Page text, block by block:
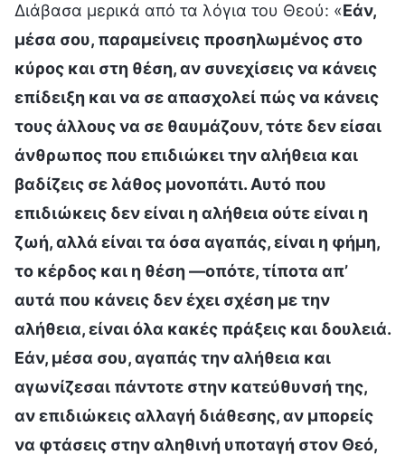
Διάβασα μερικά από τα λόγια του Θεού: «Εάν,
μέσα σου, παραμείνεις προσηλωμένος στο
κύρος και στη θέση, αν συνεχίσεις να κάνεις
επίδειξη και να σε απασχολεί πώς να κάνεις
τους άλλους να σε θαυμάζουν, τότε δεν είσαι
άνθρωπος που επιδιώκει την αλήθεια και
βαδίζεις σε λάθος μονοπάτι. Αυτό που
επιδιώκεις δεν είναι η αλήθεια ούτε είναι η
ζωή, αλλά είναι τα όσα αγαπάς, είναι η φήμη,
το κέρδος και η θέση —οπότε, τίποτα απ’
αυτά που κάνεις δεν έχει σχέση με την
αλήθεια, είναι όλα κακές πράξεις και δουλειά.
Εάν, μέσα σου, αγαπάς την αλήθεια και
αγωνίζεσαι πάντοτε στην κατεύθυνσή της,
αν επιδιώκεις αλλαγή διάθεσης, αν μπορείς
να φτάσεις στην αληθινή υποταγή στον Θεό,